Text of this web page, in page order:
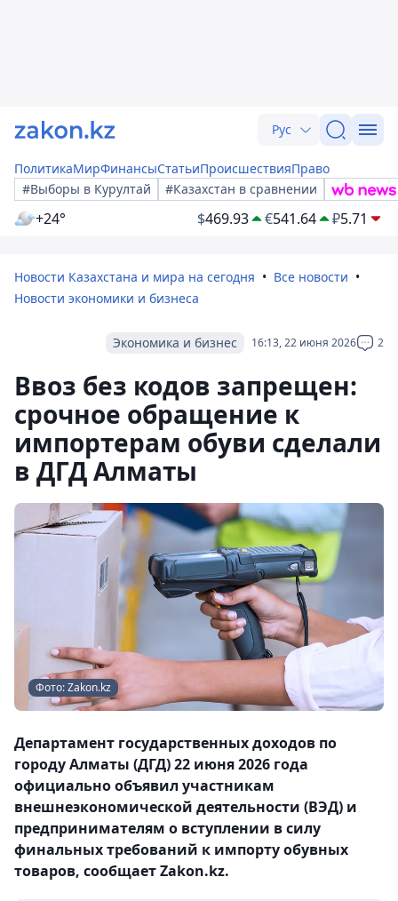
Рус
ПолитикаМирФинансыСтатьиПроисшествияПраво
#Выборы в Курултай
#Казахстан в сравнении
+24° $469.93 €541.64 ₽5.71
Новости Казахстана и мира на сегодня
Все новости
Новости экономики и бизнеса
16:13, 22 июня 2026 2
Экономика и бизнес
Ввоз без кодов запрещен:
срочное обращение к
импортерам обуви сделали
в ДГД Алматы
Фото: Zakon.kz
Департамент государственных доходов по
городу Алматы (ДГД) 22 июня 2026 года
официально объявил участникам
внешнеэкономической деятельности (ВЭД) и
предпринимателям о вступлении в силу
финальных требований к импорту обувных
товаров, сообщает Zakon.kz.